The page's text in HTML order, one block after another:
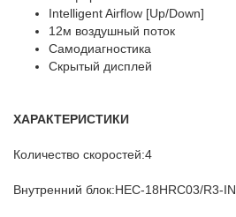
Intelligent Airflow [Up/Down]
12м воздушный поток
Самодиагностика
Скрытый дисплей
ХАРАКТЕРИСТИКИ
Количество скоростей:4
Внутренний блок:HEC-18HRC03/R3-IN